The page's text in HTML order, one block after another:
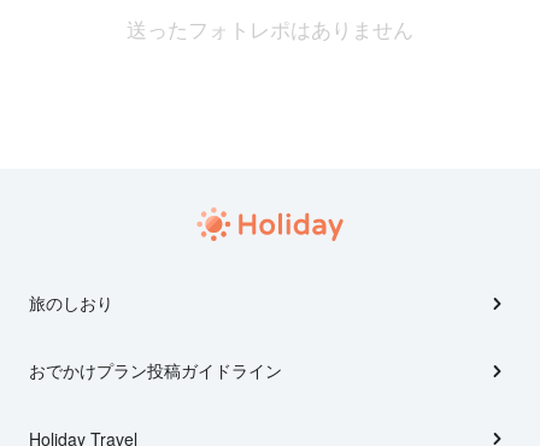
送ったフォトレポはありません
旅のしおり
おでかけプラン投稿ガイドライン
Holiday Travel